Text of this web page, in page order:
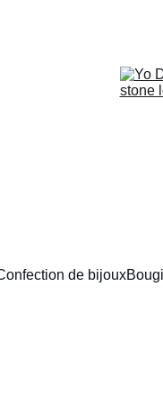
de bijoux